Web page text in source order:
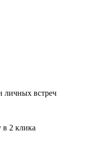
личных встреч
в 2 клика